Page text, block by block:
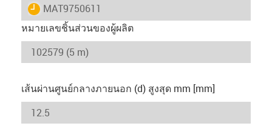
igus-icon-lieferzeit
MAT9750611
หมายเลขชิ้นส่วนของผู้ผลิต
เส้นผ่านศูนย์กลางภายนอก (d) สูงสุด mm [mm]